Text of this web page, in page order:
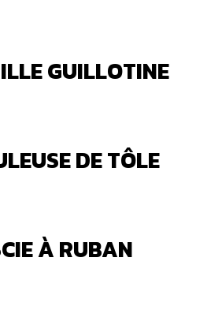
GUILLOTINE
DE TÔLE
À RUBAN